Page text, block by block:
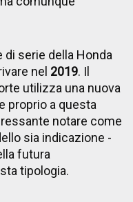
di serie della Honda
nel 2019. Il
utilizza una nuova
proprio a questa
notare come
sia indicazione -
futura
tipologia.